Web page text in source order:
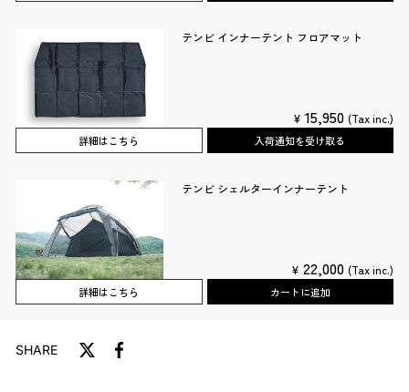
テンビ インナーテント フロアマット
¥ 15,950 (Tax inc.)
詳細はこちら 入荷通知を受け取る
テンビ シェルターインナーテント
¥ 22,000 (Tax inc.)
詳細はこちら カートに追加
SHARE
T
F